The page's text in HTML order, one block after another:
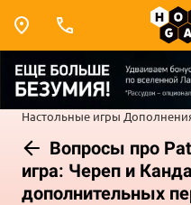
Настольные игры
Вопросы про
игра: Череп и
дополнительных